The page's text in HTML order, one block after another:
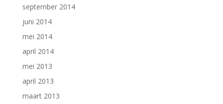
september 2014
juni 2014
mei 2014
april 2014
mei 2013
april 2013
maart 2013